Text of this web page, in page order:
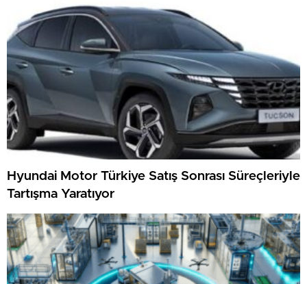
Hyundai Motor Türkiye Satış Sonrası Süreçleriyle
Tartışma Yaratıyor